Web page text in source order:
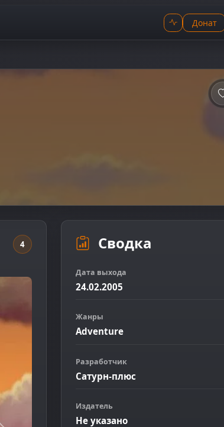
Донат
4 Сводка
Дата выхода
24.02.2005
Жанры
Adventure
Разработчик
Сатурн-плюс
Издатель
Не указано